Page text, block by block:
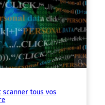
scanner tous vos